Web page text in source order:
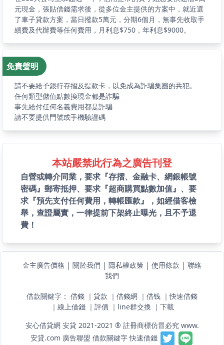
元現金，張貼借錢需求後，從多位金主提供的方案中，就近選
了車子貸款方案，當日撥款5萬元，分期6個月，無事先收取手
續費及代辦費等任何費用，月利息$750，年利息$9000。
免責聲明
請不要給予銀行存摺及提款卡，以免成為詐騙集團的共犯。
任何類型儲值點數換現金都是詐騙
事先給付任何名義費用都是詐騙
請不要提供門號或手機驗證碼
本站嚴禁此行為之廣告刊登
自營或轉介同業，要求『存摺、金融卡、網銀帳號
密碼』郵寄抵押、要求『超商購買點數加值』、要
求『預先支付任何費用，轉帳匯款』，如經借客檢
舉，查證屬實，一律提前下架終止曝光，且不予退
費！
金主廣告價格 | 關於我們 | 隱私權政策 | 使用條款 | 聯絡
我們
借款關鍵字： 借錢 ｜ 貸款 ｜ 借錢網 ｜ 借钱 ｜快速借錢
｜ 線上借錢｜ 評價｜ line群交換｜ 下載
安心借貸網 安貸 2021-2021 ® 註冊商標仿冒必究 www.
安貸.com 廣告聯盟 借款關鍵字 快速借錢